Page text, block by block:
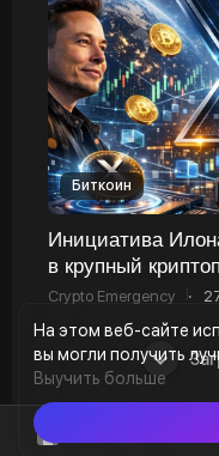
На этом веб-сайте
вы могли получить
Выучить больше
Биткоин
Инициатива
в крупный
важный сигнал
Crypto Emergency ·